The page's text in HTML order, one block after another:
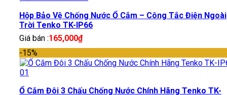
Hộp Bảo Vệ Chống Nước Ổ Cắm – Công Tắc Điện Ngoài
Trời Tenko TK-IP66
Giá bán :165,000₫
-15%
Ổ Cắm Đôi 3 Chấu Chống Nước Chính Hãng Tenko TK-